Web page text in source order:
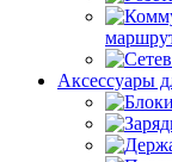
Аксессуары